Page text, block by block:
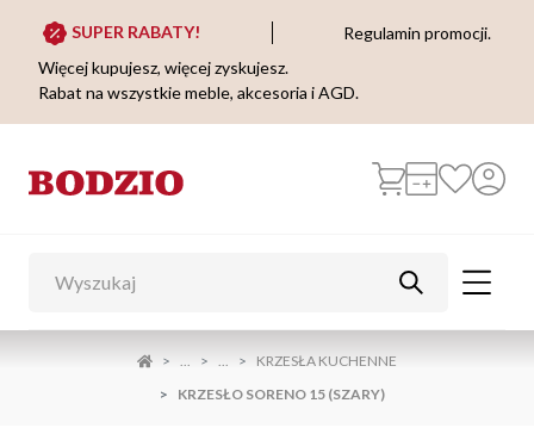
SUPER RABATY!
Regulamin promocji.
Więcej kupujesz, więcej zyskujesz.
Rabat na wszystkie meble, akcesoria i AGD.
... ...
KRZESŁA KUCHENNE
KRZESŁO SORENO 15 (SZARY)